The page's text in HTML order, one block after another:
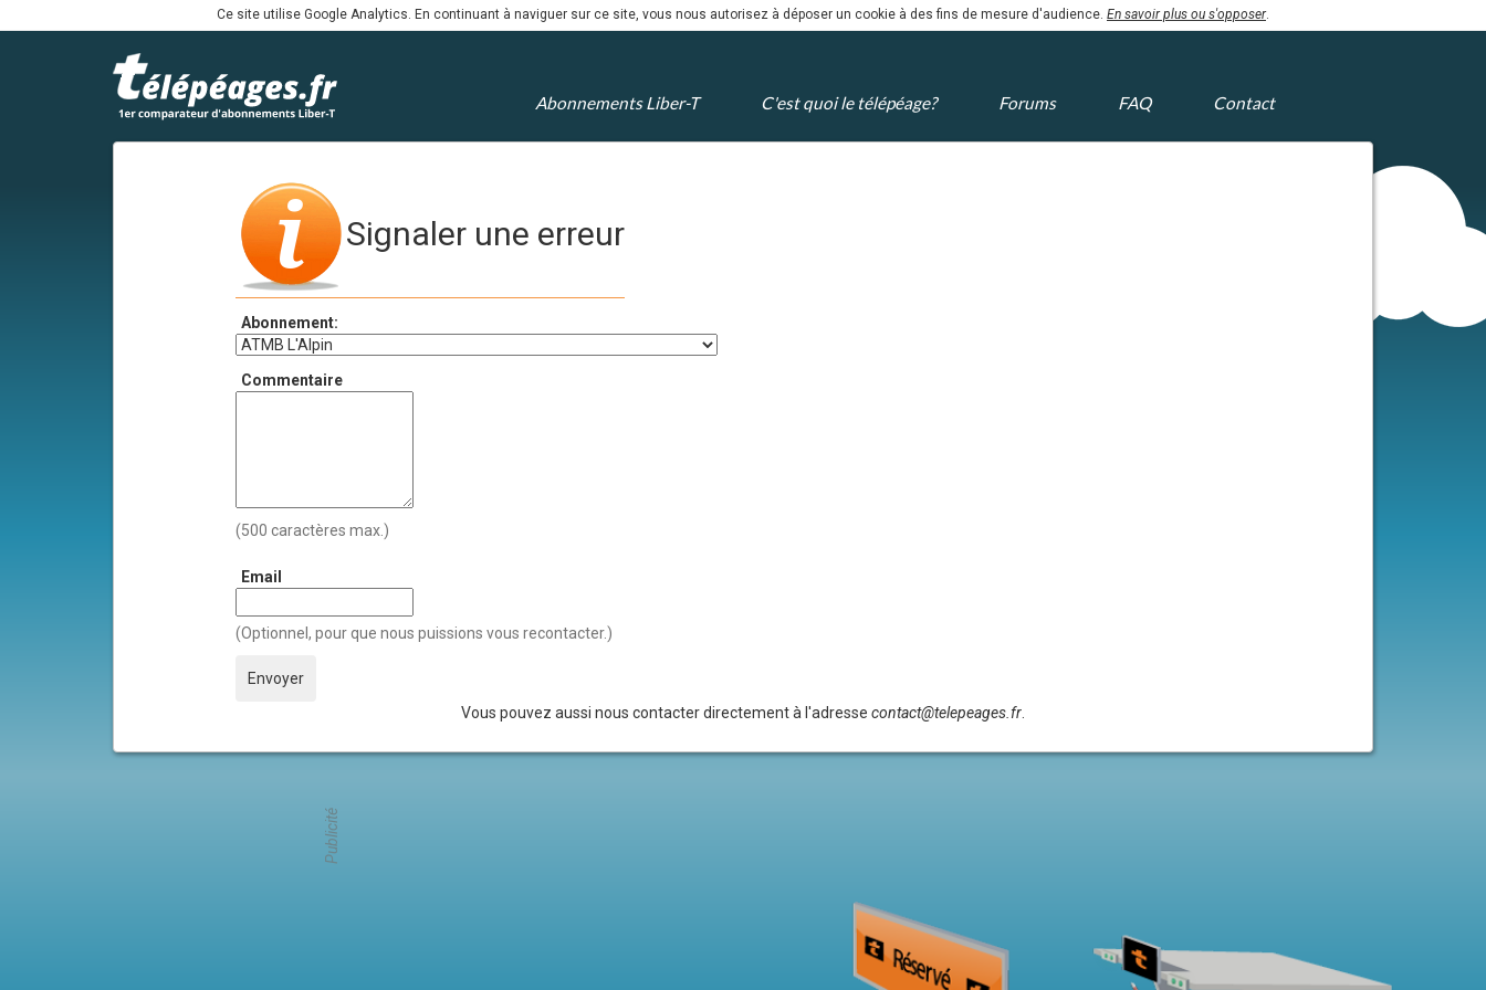
Ce site utilise Google Analytics. En continuant à naviguer sur ce site, vous nous autorisez à déposer un cookie à des fins de mesure d'audience. En savoir plus ou s'opposer.
Abonnements Liber-T C'est quoi le télépéage? Forums FAQ Contact
Signaler une erreur
Abonnement:
Commentaire
(500 caractères max.)
Email
(Optionnel, pour que nous puissions vous recontacter.)
Vous pouvez aussi nous contacter directement à l'adresse contact@telepeages.fr.
Publicité